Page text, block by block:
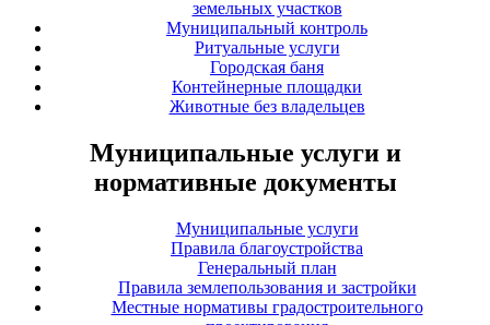
земельных участков
Муниципальный контроль
Ритуальные услуги
Городская баня
Контейнерные площадки
Животные без владельцев
Муниципальные услуги и
нормативные документы
Муниципальные услуги
Правила благоустройства
Генеральный план
Правила землепользования и застройки
Местные нормативы градостроительного